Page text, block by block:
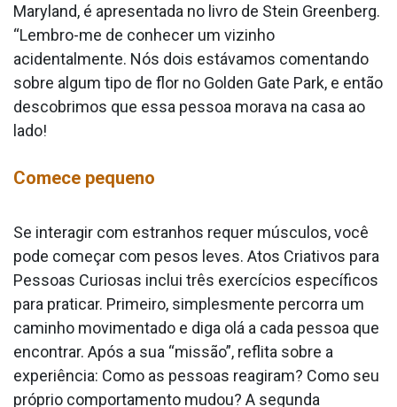
Maryland, é apresentada no livro de Stein Greenberg.
“Lembro-me de conhecer um vizinho
acidentalmente. Nós dois estávamos comentando
sobre algum tipo de flor no Golden Gate Park, e então
descobrimos que essa pessoa morava na casa ao
lado!
Comece pequeno
Se interagir com estranhos requer músculos, você
pode começar com pesos leves. Atos Criativos para
Pessoas Curiosas inclui três exercícios específicos
para praticar. Primeiro, simplesmente percorra um
caminho movimentado e diga olá a cada pessoa que
encontrar. Após a sua “missão”, reflita sobre a
experiência: Como as pessoas reagiram? Como seu
próprio comportamento mudou? A segunda